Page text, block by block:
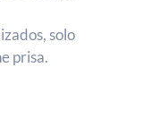
solo
prisa.